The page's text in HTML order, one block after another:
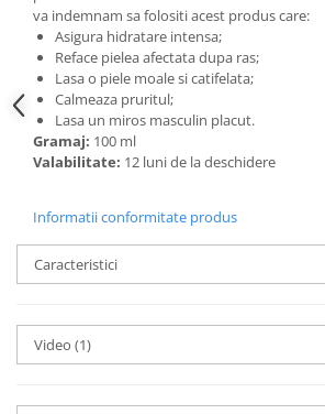
va indemnam sa folositi acest produs care:
Asigura hidratare intensa;
Reface pielea afectata dupa ras;
Lasa o piele moale si catifelata;
Calmeaza pruritul;
Lasa un miros masculin placut.
Gramaj: 100 ml
Valabilitate: 12 luni de la deschidere
Informatii conformitate produs
Caracteristici
Video (1)